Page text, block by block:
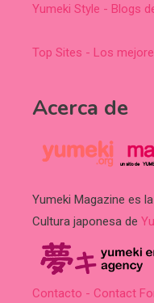
Yumeki Style - Blogs
Top Sites - Los
Acerca de
Yumeki Magazine es
Cultura japonesa de
Contacto - Contact